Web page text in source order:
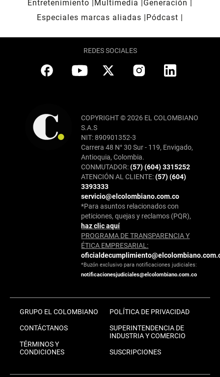
Entretenimiento
Multimedia
Generación
Especiales marcas aliadas
Pódcast
REDES SOCIALES
COPYRIGHT © 2026 EL COLOMBIANO
S.A.S
NIT: 890901352-3
Carrera 48 N° 30 Sur - 119, Envigado,
Antioquia, Colombia.
CONMUTADOR:(57) (604) 3315252
ATENCIÓN AL CLIENTE:(57) (604)
3393333
servicio@elcolombiano.com.co
*Para asuntos relacionados con
peticiones, quejas y reclamos (PQR),
haz clic aquí
PROGRAMA DE TRANSPARENCIA Y
ÉTICA EMPRESARIAL:
*Buzón exclusivo para notificaciones judiciales:
notificacionesjudiciales@elcolombiano.com.co
GRUPO EL COLOMBIANO
CONTÁCTANOS
TÉRMINOS Y
CONDICIONES
POLÍTICA DE PRIVACIDAD
SUPERINTENDENCIA DE
INDUSTRIA Y COMERCIO
SUSCRIPCIONES